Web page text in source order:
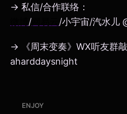
→ 私信/合作联络：
/ /小宇宙/汽水儿
→ 《周末变奏》WX听友群敲
aharddaysnight
ENJOY